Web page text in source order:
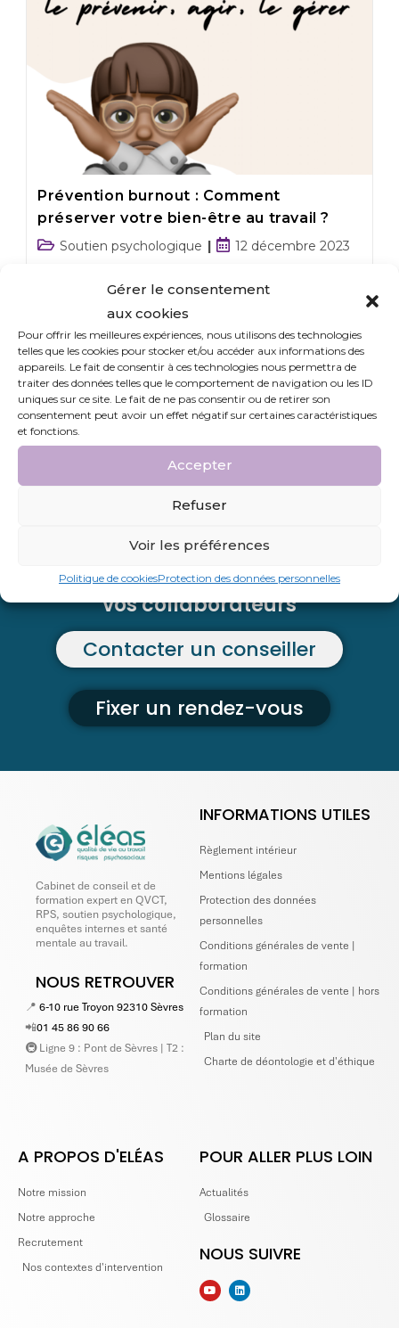
Gérer le consentement
aux cookies
Pour offrir les meilleures expériences, nous utilisons des technologies
telles que les cookies pour stocker et/ou accéder aux informations des
appareils. Le fait de consentir à ces technologies nous permettra de
traiter des données telles que le comportement de navigation ou les ID
uniques sur ce site. Le fait de ne pas consentir ou de retirer son
consentement peut avoir un effet négatif sur certaines caractéristiques
et fonctions.
Accepter
Refuser
Voir les préférences
Politique de cookiesProtection des données personnelles
Prévention burnout : Comment
préserver votre bien-être au travail ?
Soutien psychologique 12 décembre 2023
Prévention burnout : Le burnout, également connu
sous le nom de syndrome d'épuisement
professionnel, est…
Continuer La Lecture
spécifique
de votre entreprise et de
vos collaborateurs
Contacter un conseiller
Fixer un rendez-vous
Cabinet de conseil et de
formation expert en QVCT,
RPS, soutien psychologique,
enquêtes internes et santé
mentale au travail.
NOUS RETROUVER
📍 6-10 rue Troyon 92310 Sèvres
📲01 45 86 90 66
🚇 Ligne 9 : Pont de Sèvres | T2 :
Musée de Sèvres
INFORMATIONS UTILES
Règlement intérieur
Mentions légales
Protection des données
personnelles
Conditions générales de vente |
formation
Conditions générales de vente | hors
formation
Plan du site
Charte de déontologie et d'éthique
A PROPOS D'ELÉAS
Notre mission
Notre approche
Recrutement
Nos contextes d'intervention
POUR ALLER PLUS LOIN
Actualités
Glossaire
NOUS SUIVRE